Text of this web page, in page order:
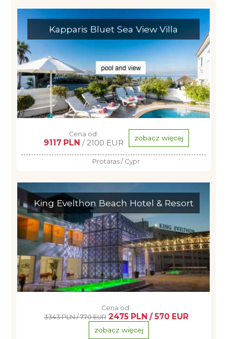
Kapparis Bluet Sea View Villa
Cena od:
9117 PLN / 2100 EUR zobacz więcej
Protaras / Cypr
King Evelthon Beach Hotel & Resort
Cena od:
3343 PLN / 770 EUR 2475 PLN / 570 EUR
zobacz więcej